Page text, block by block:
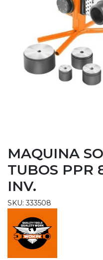
MAQUINA
TUBOS PPR
INV.
SKU: 333508